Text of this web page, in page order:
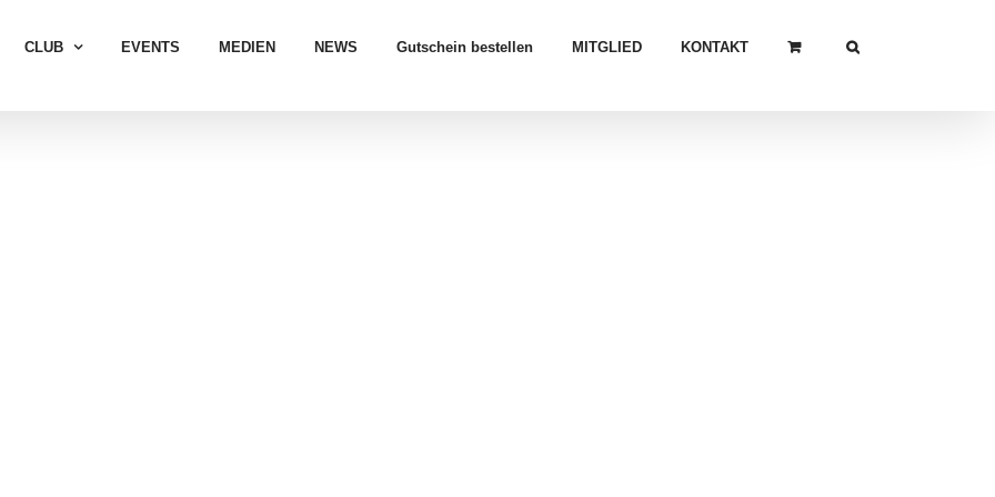
CLUB EVENTS MEDIEN NEWS Gutschein bestellen MITGLIED KONTAKT